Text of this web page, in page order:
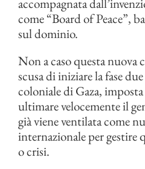
accompagnata
come “Board of Peace”,
sul dominio.
Non a caso questa nuova
scusa di iniziare la fase
coloniale di Gaza,
ultimare velocemente il
già viene ventilata come
internazionale per
o crisi.